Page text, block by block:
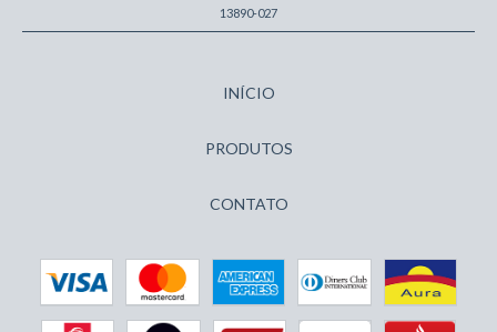
13890-027
INÍCIO
PRODUTOS
CONTATO